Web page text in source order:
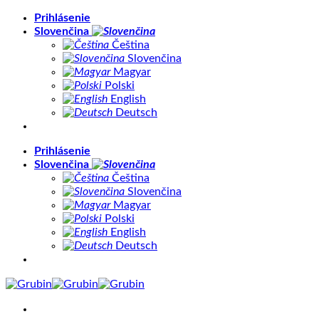
Skip
Prihlásenie
Slovenčina
Čeština
Slovenčina
Magyar
Polski
English
Deutsch
Prihlásenie
Slovenčina
Čeština
Slovenčina
Magyar
Polski
English
Deutsch